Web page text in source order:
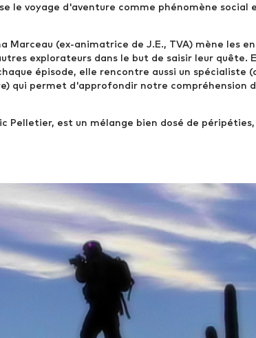
le voyage d'aventure comme phénomène social
(ex-animatrice de J.E., TVA) mène les
explorateurs dans le but de saisir leur quête.
épisode, elle rencontre aussi un spécialiste
qui permet d'approfondir notre compréhension
Pelletier, est un mélange bien dosé de